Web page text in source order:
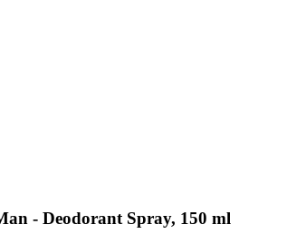
- Deodorant Spray, 150 ml